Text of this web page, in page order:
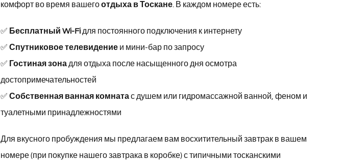
комфорт во время вашегоотдыха в Тоскане. В каждом номере есть:
✅ Бесплатный Wi-Fiдля постоянного подключения к интернету
✅ Спутниковое телевидениеи мини-бар по запросу
✅ Гостиная зонадля отдыха после насыщенного дня осмотра
достопримечательностей
✅ Собственная ванная комнатас душем или гидромассажной ванной, феном и
туалетными принадлежностями
Для вкусного пробуждения мы предлагаем вам восхитительный завтрак в вашем
номере (при покупке нашего завтрака в коробке) с типичными тосканскими